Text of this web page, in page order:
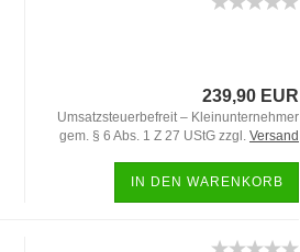
239,90 EUR
Umsatzsteuerbefreit – Kleinunternehmer
gem. § 6 Abs. 1 Z 27 UStG zzgl. Versand
IN DEN WARENKORB